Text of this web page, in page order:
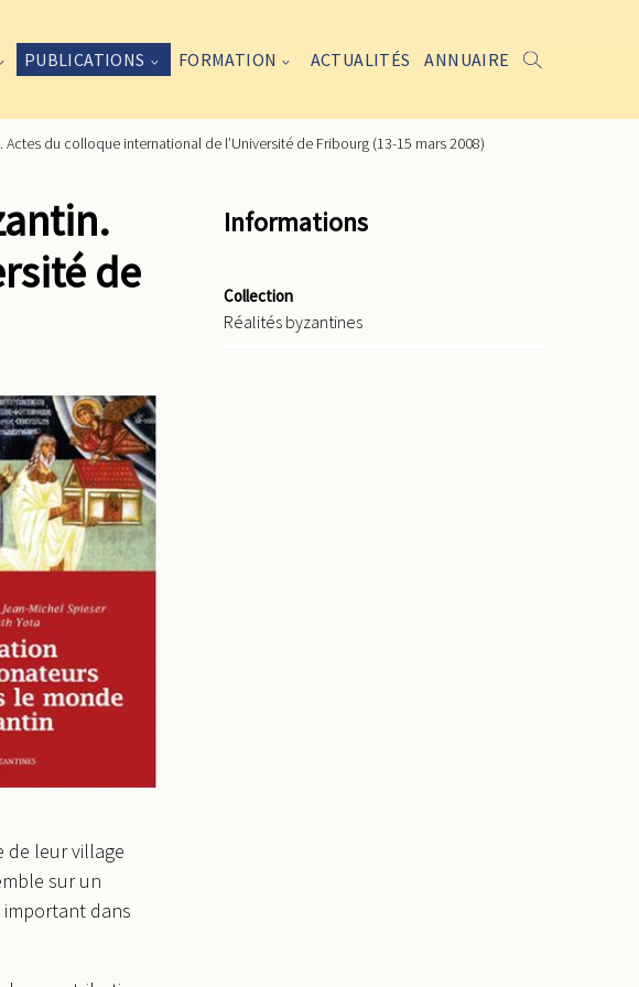
PUBLICATIONS FORMATION ACTUALITÉS ANNUAIRE
du colloque international de l’Université de Fribourg (13-15 mars 2008)
de
de leur village
sur un
important dans
Informations
Collection
Réalités byzantines